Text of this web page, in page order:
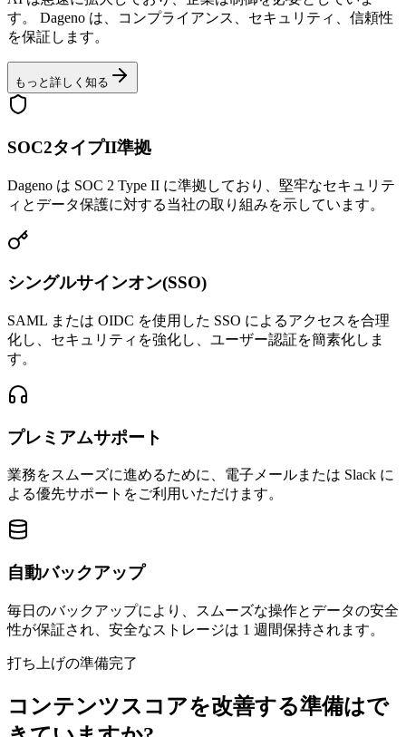
す。 Dageno は、コンプライアンス、セキュリティ、信頼性
を保証します。
もっと詳しく知る
SOC2タイプII準拠
Dageno は SOC 2 Type II に準拠しており、堅牢なセキュリテ
ィとデータ保護に対する当社の取り組みを示しています。
シングルサインオン(SSO)
SAML または OIDC を使用した SSO によるアクセスを合理
化し、セキュリティを強化し、ユーザー認証を簡素化しま
す。
プレミアムサポート
業務をスムーズに進めるために、電子メールまたは Slack に
よる優先サポートをご利用いただけます。
自動バックアップ
毎日のバックアップにより、スムーズな操作とデータの安全
性が保証され、安全なストレージは 1 週間保持されます。
打ち上げの準備完了
コンテンツスコアを改善する準備はで